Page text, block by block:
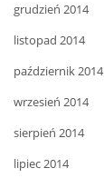
grudzień 2014
listopad 2014
październik 2014
wrzesień 2014
sierpień 2014
lipiec 2014